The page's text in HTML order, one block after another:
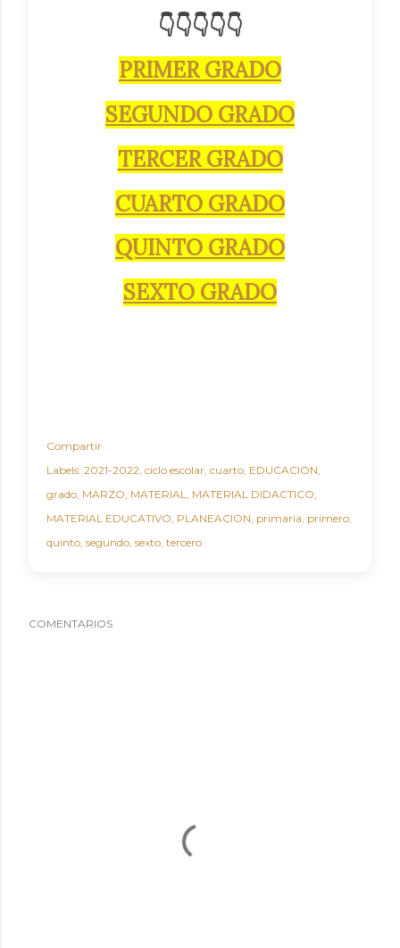
👇👇👇👇👇
PRIMER GRADO
SEGUNDO GRADO
TERCER GRADO
CUARTO GRADO
QUINTO GRADO
SEXTO GRADO
Compartir
Labels: 2021-2022 ciclo escolar cuarto EDUCACION
grado MARZO MATERIAL MATERIAL DIDACTICO
MATERIAL EDUCATIVO PLANEACION primaria primero
quinto segundo sexto tercero
COMENTARIOS